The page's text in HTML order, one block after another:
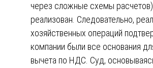
через сложные схемы
реализован. Следовательно,
хозяйственных операций
компании были все основания
вычета по НДС. Суд,